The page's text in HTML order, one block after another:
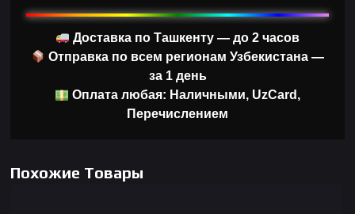
Доставка по Ташкенту — до 2 часов
Отправка по всем регионам Узбекистана —
за 1 день
Оплата любая: Наличными, UzCard,
Перечислением
Похожие Товары